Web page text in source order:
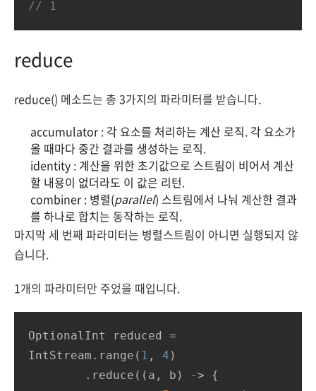
// 1
reduce
reduce() 메소드는 총 3가지의 파라미터를 받습니다.
accumulator : 각 요소를 처리하는 계산 로직. 각 요소가
올 때마다 중간 결과를 생성하는 로직.
identity : 계산을 위한 초기값으로 스트림이 비어서 계산
할 내용이 없더라도 이 값은 리턴.
combiner : 병렬(parallel) 스트림에서 나눠 계산한 결과
를 하나로 합치는 동작하는 로직.
마지막 세 번째 파라미터는 병렬스트림이 아니면 실행되지 않
습니다.
1개의 파라미터만 주었을 때입니다.
OptionalInt reduced =
IntStream.range( 1 , 4 )